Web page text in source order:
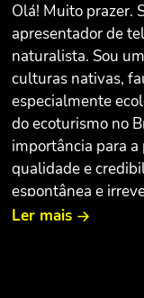
Olá! Muito prazer.
apresentador de
naturalista. Sou
culturas nativas,
especialmente
do ecoturismo no
importância para
qualidade e
espontânea e
os bichos. Eu já
planeta. E neste
Ler mais